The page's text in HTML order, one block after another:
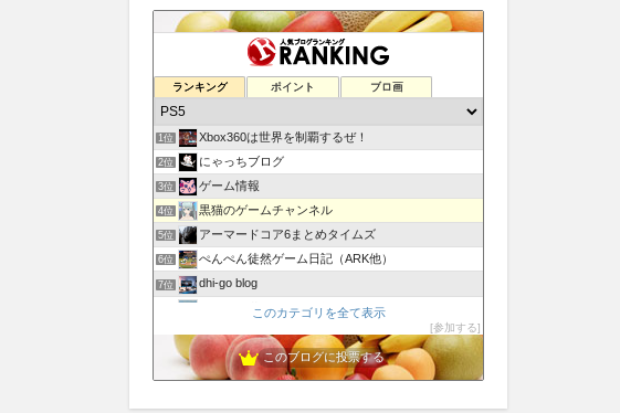
ランキング ポイント ブロ画
1位 Xbox360は世界を制覇するぜ！
2位 にゃっちブログ
3位 ゲーム情報
4位 黒猫のゲームチャンネル
5位 アーマードコア6まとめタイムズ
6位 ぺんぺん徒然ゲーム日記（ARK他）
7位 dhi-go blog
ゲームの世界でカメラ旅行｜ゲームの景色や動物、人を撮ります
アーマードコア6まとめ速報JP
10位 公式最新ゲームソフト2024
11位 ゲーム最新情報
12位
このカテゴリを全て表示
参加する
このブログに投票する